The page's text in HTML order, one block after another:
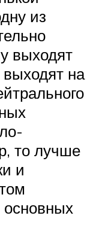
из
выходят
на
то лучше
и
основных